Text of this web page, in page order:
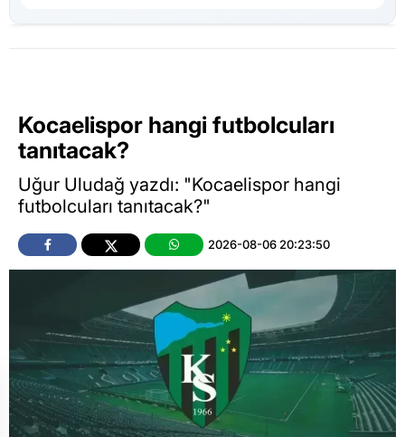
Kocaelispor hangi futbolcuları
tanıtacak?
Uğur Uludağ yazdı: "Kocaelispor hangi
futbolcuları tanıtacak?"
2026-08-06 20:23:50